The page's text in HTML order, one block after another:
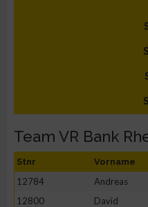
Team VR Bank
Stnr Vorname
12784 Andreas
12800
David